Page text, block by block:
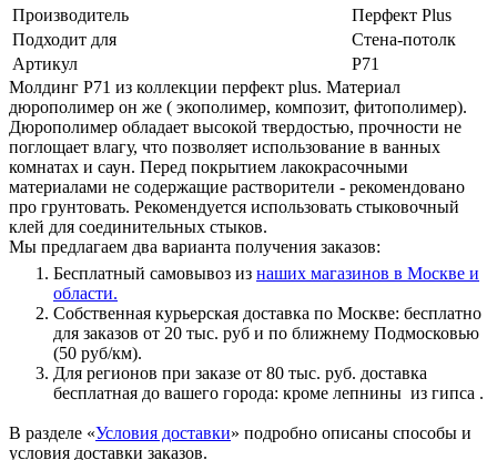
Производитель
Перфект Plus
Подходит для
Стена-потолк
Артикул
Р71
Молдинг Р71 из коллекции перфект plus. Материал
дюрополимер он же ( экополимер, композит, фитополимер).
Дюрополимер обладает высокой твердостью, прочности не
поглощает влагу, что позволяет использование в ванных
комнатах и саун. Перед покрытием лакокрасочными
материалами не содержащие растворители - рекомендовано
про грунтовать. Рекомендуется использовать стыковочный
клей для соединительных стыков.
Мы предлагаем два варианта получения заказов:
Бесплатный самовывоз из наших магазинов в Москве и
области.
Собственная курьерская доставка по Москве: бесплатно
для заказов от 20 тыс. руб и по ближнему Подмосковью
(50 руб/км).
Для регионов при заказе от 80 тыс. руб. доставка
бесплатная до вашего города: кроме лепнины из гипса .
В разделе «Условия доставки» подробно описаны способы и
условия доставки заказов.